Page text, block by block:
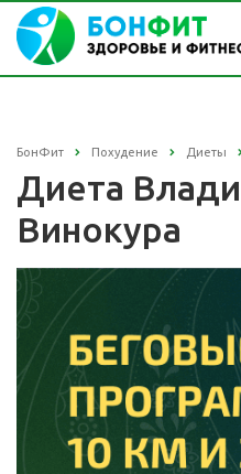
БонФит Похудение Диеты
Диета
Винокура